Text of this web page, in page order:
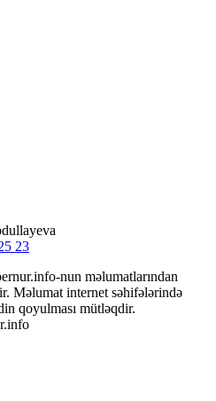
23
nun məlumatlarından
Məlumat internet səhifələrində
qoyulması mütləqdir.